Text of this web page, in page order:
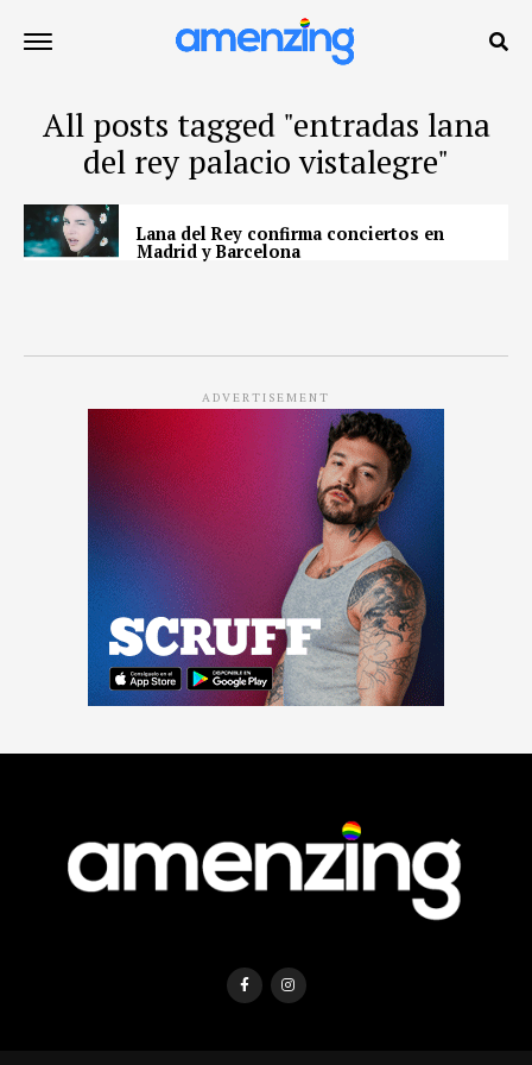
All posts tagged "entradas lana
del rey palacio vistalegre"
Lana del Rey confirma conciertos en
Madrid y Barcelona
ADVERTISEMENT